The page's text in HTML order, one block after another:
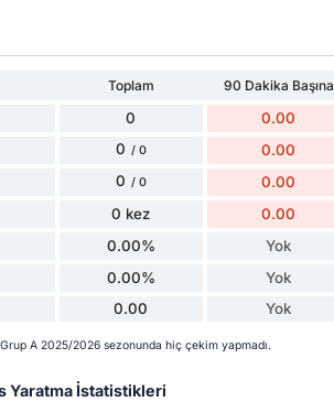
Toplam 90 Dakika Başına
0 0.00
0 / 0 0.00
0 / 0 0.00
0 kez 0.00
0.00% Yok
0.00% Yok
0.00 Yok
A 2025/2026 sezonunda hiç çekim yapmadı.
Yaratma İstatistikleri